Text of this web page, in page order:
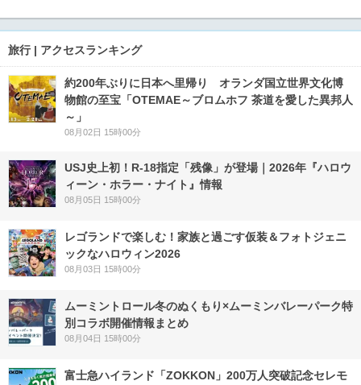
旅行 | アクセスランキング
約200年ぶりに日本へ里帰り オランダ国立世界文化博
物館の至宝「OTEMAE～ブロムホフ 茶道を愛した異邦人
～」
08月02日 15時00分
USJ史上初！R-18指定「残像」が登場｜2026年『ハロウ
ィーン・ホラー・ナイト』情報
08月05日 15時00分
レゴランドで楽しむ！家族と過ごす仮装＆フォトジェニ
ックなハロウィン2026
08月03日 15時00分
ムーミントロール冬のぬくもり×ムーミンバレーパーク特
別コラボ開催情報まとめ
08月04日 15時00分
富士急ハイランド「ZOKKON」200万人突破記念セレモ